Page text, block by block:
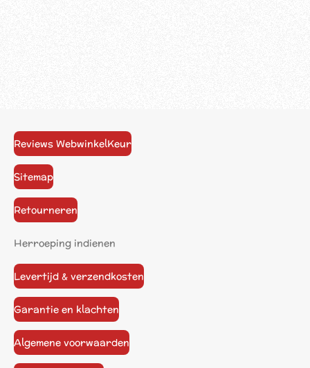
Reviews WebwinkelKeur
Sitemap
Retourneren
Herroeping indienen
Levertijd & verzendkosten
Garantie en klachten
Algemene voorwaarden